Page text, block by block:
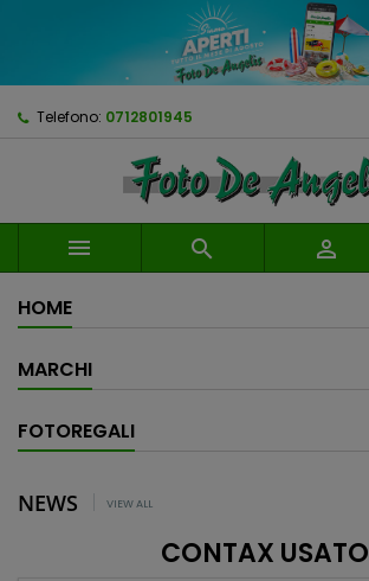
Telefono: 0712801945
  
HOME
MARCHI
FOTOREGALI
NEWS VIEW ALL
CONTAX USATO